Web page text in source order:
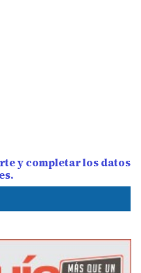
y completar los datos